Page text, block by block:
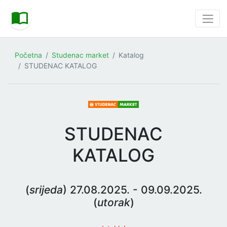
Početna Studenac market
Katalog
STUDENAC KATALOG
STUDENAC
KATALOG
(srijeda) 27.08.2025. - 09.09.2025.
(utorak)